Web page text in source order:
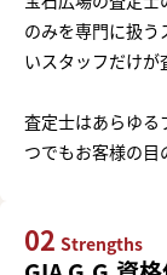
のみを専門に扱う
いスタッフだけが
査定士はあらゆる
つでもお客様の目
02 Strengths